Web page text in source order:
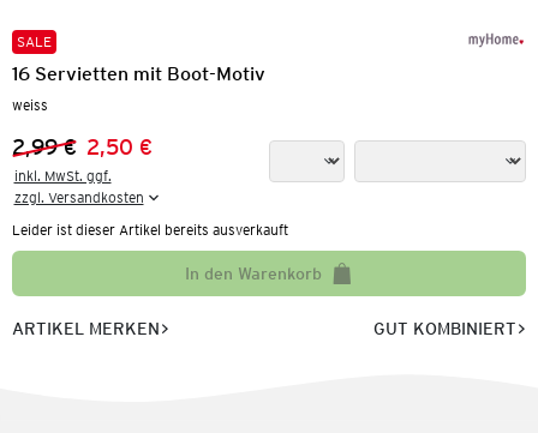
SALE
16 Servietten mit Boot-Motiv
weiss
Vorheriger Preis:
2,99 €
Neuer Preis:
2,50 €
inkl. MwSt. ggf.
zzgl. Versandkosten
Leider ist dieser Artikel bereits ausverkauft
In den Warenkorb
ARTIKEL MERKEN GUT KOMBINIERT